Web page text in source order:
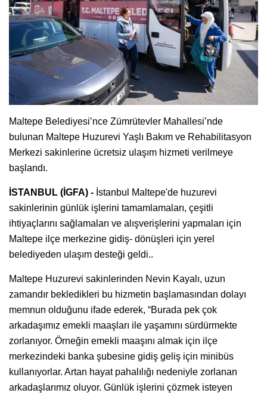
Maltepe Belediyesi’nce Zümrütevler Mahallesi’nde
bulunan Maltepe Huzurevi Yaşlı Bakım ve Rehabilitasyon
Merkezi sakinlerine ücretsiz ulaşım hizmeti verilmeye
başlandı.
İSTANBUL (İGFA) - İstanbul Maltepe'de huzurevi
sakinlerinin günlük işlerini tamamlamaları, çeşitli
ihtiyaçlarını sağlamaları ve alışverişlerini yapmaları için
Maltepe ilçe merkezine gidiş- dönüşleri için yerel
belediyeden ulaşım desteği geldi..
Maltepe Huzurevi sakinlerinden Nevin Kayalı, uzun
zamandır bekledikleri bu hizmetin başlamasından dolayı
memnun olduğunu ifade ederek, “Burada pek çok
arkadaşımız emekli maaşları ile yaşamını sürdürmekte
zorlanıyor. Örneğin emekli maaşını almak için ilçe
merkezindeki banka şubesine gidiş geliş için minibüs
kullanıyorlar. Artan hayat pahalılığı nedeniyle zorlanan
arkadaşlarımız oluyor. Günlük işlerini çözmek isteyen